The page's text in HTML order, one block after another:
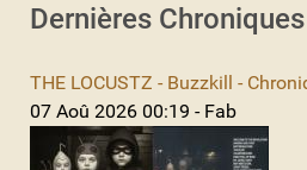
Dernières Chroniques
THE LOCUSTZ - Buzzkill -
07 Aoû 2026 00:19 - Fab